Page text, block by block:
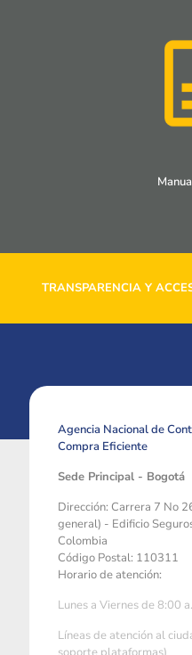
TRANSPARENCIA Y
Agencia Nacional de
Compra Eficiente
Sede Principal - Bogotá
Dirección: Carrera 7 No
general) - Edificio
Colombia
Código Postal: 110311
Horario de atención:
Lunes a Viernes de 8:00
Líneas de atención al